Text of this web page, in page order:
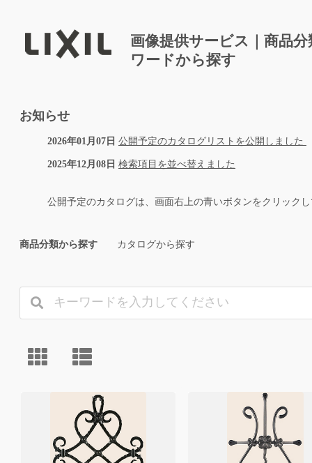
画像提供サービス｜商品分
ワードから探す
お知らせ
2026年01月07日 公開予定のカタログリストを公開しました
2025年12月08日 検索項目を並べ替えました
公開予定のカタログは、画面右上の青いボタンをクリック
商品分類から探す カタログから探す